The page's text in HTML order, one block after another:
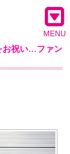
MENU
お祝い…ファン